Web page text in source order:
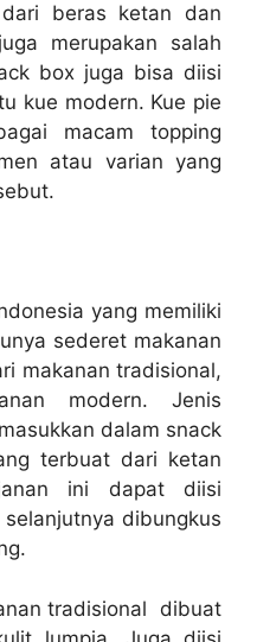
beras ketan dan
merupakan salah
box juga bisa diisi
kue modern. Kue pie
macam topping
atau varian yang
yang memiliki
sederet makanan
makanan tradisional,
modern. Jenis
dalam snack
terbuat dari ketan
ini dapat diisi
dibungkus
tradisional dibuat